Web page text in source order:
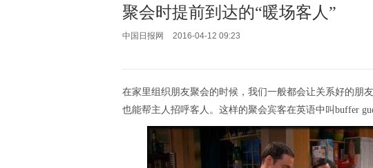
聚会时提前到达的“暖场客人”
中国日报网 2016-04-12 09:23
在家里组织朋友聚会的时候，我们一般都会让关系好的朋
也能帮主人招呼客人。这样的聚会宾客在英语中叫buffer